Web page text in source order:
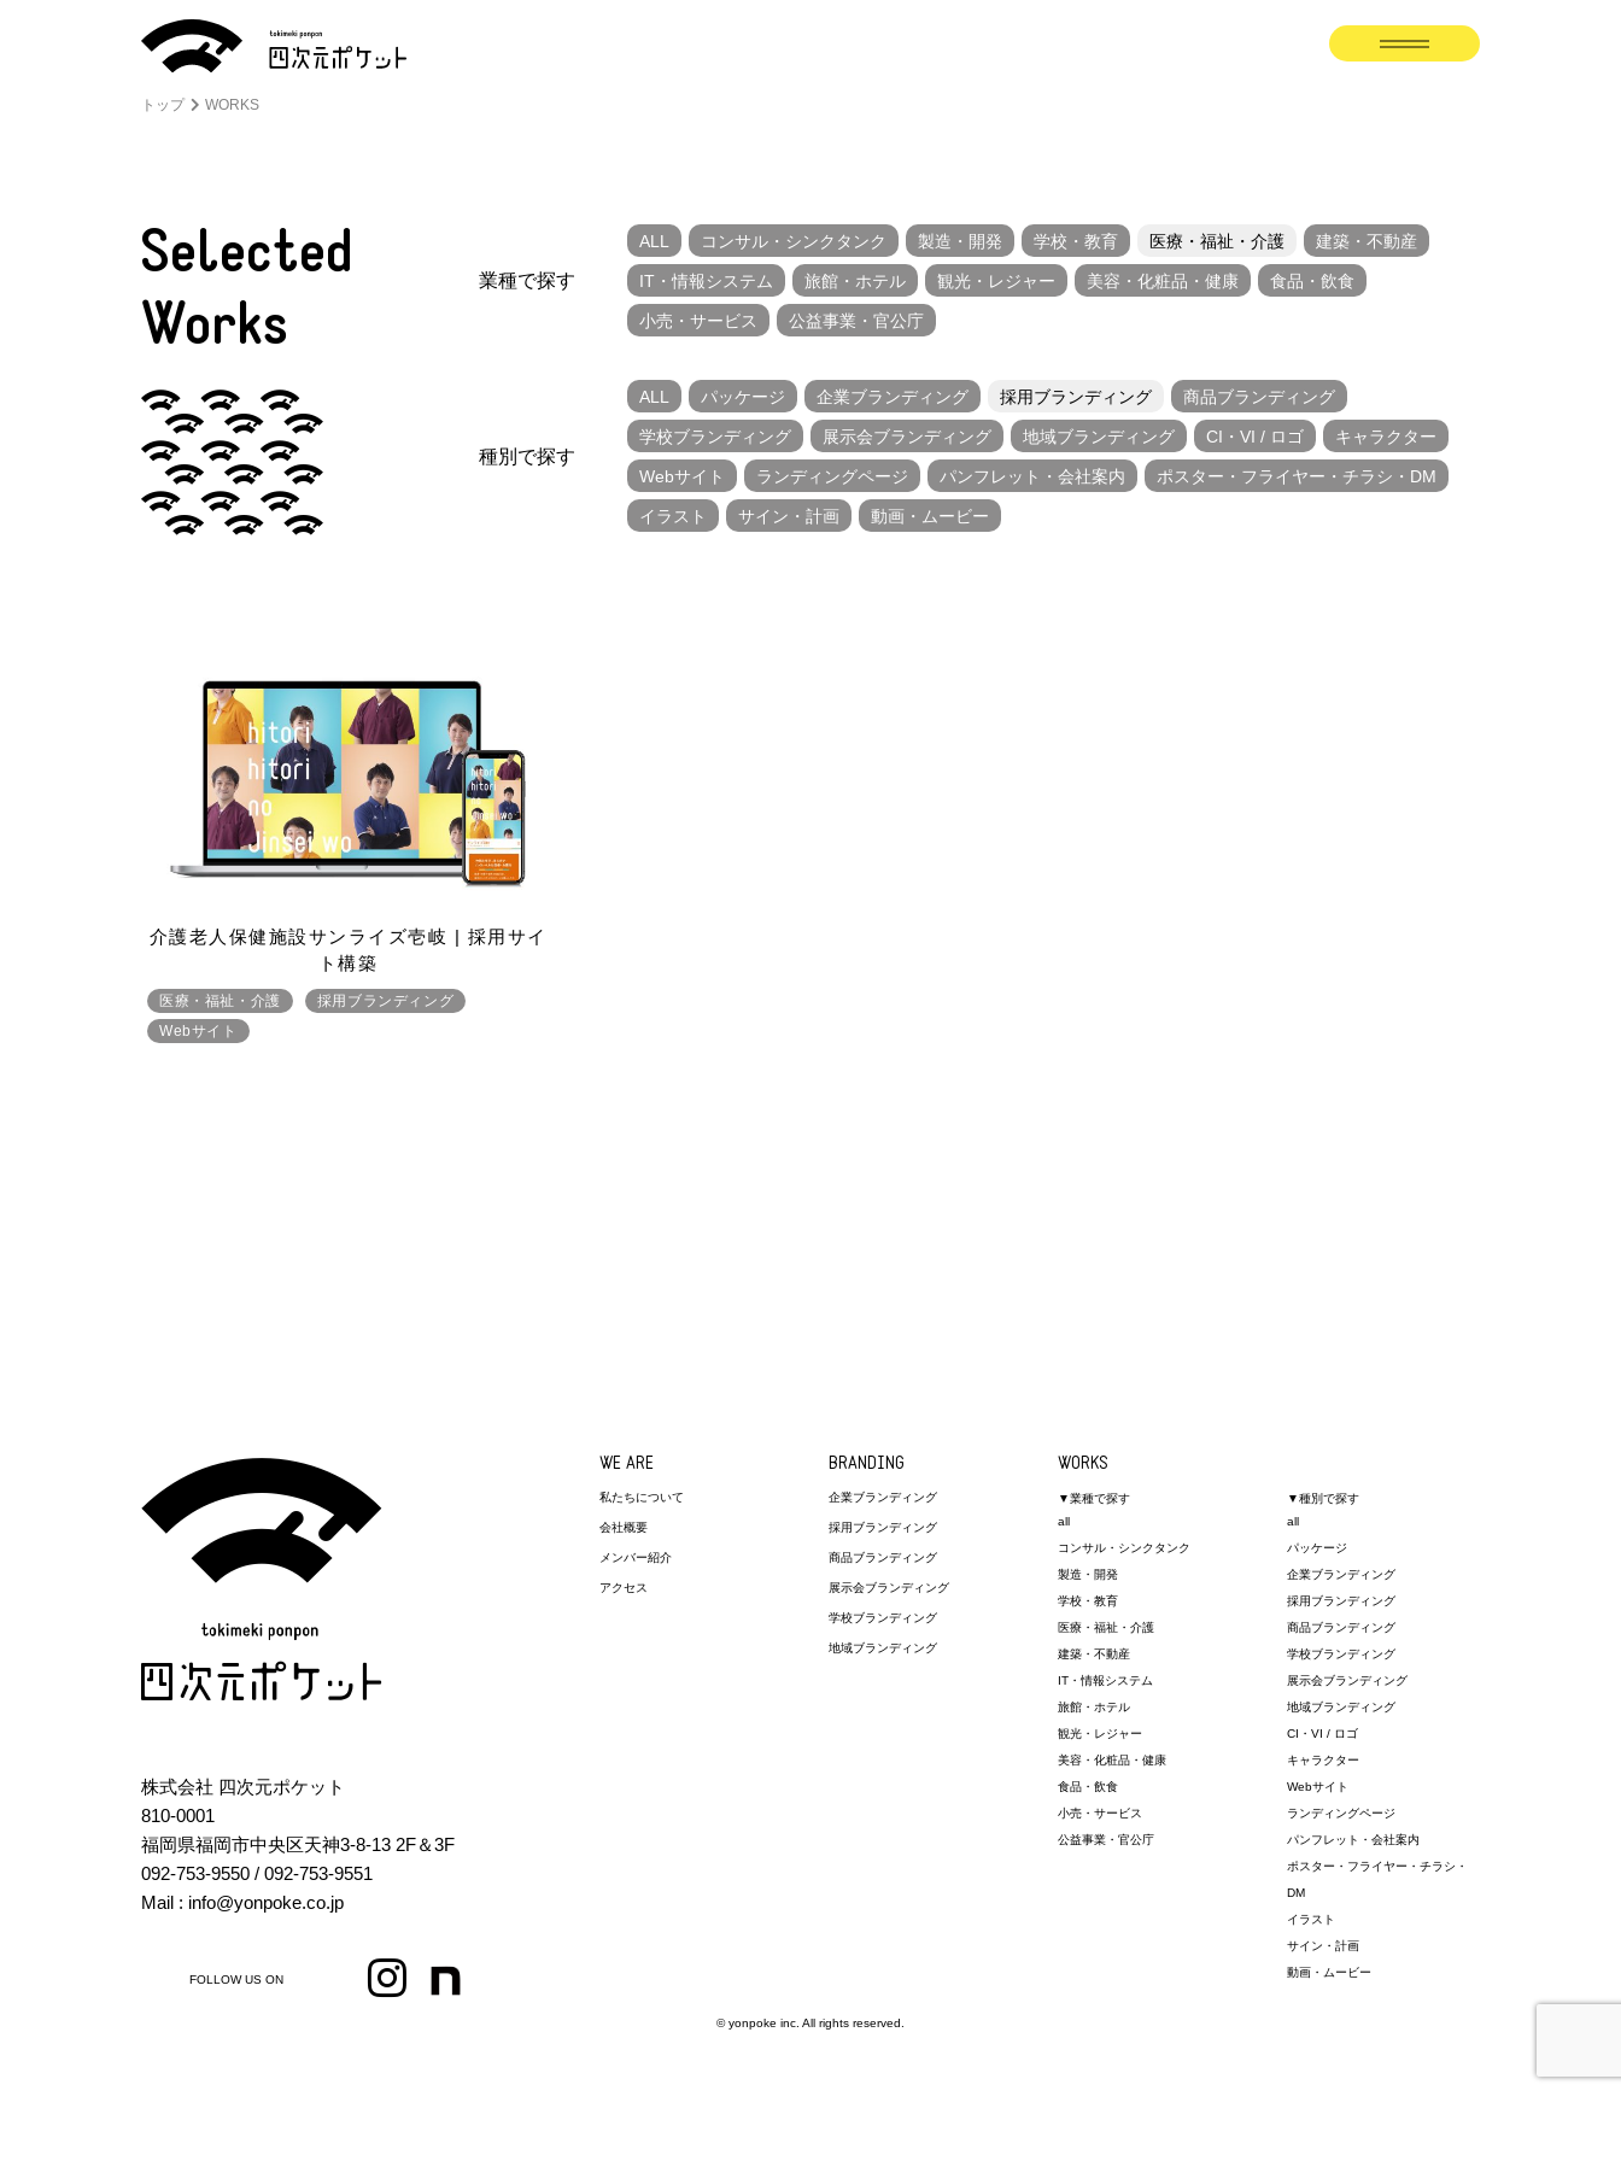
トップ WORKS
Selected
Works
業種で探す
ALL コンサル・シンクタンク 製造・開発 学校・教育 医療・福祉・介護 建築・不動産
IT・情報システム 旅館・ホテル 観光・レジャー 美容・化粧品・健康 食品・飲食
小売・サービス 公益事業・官公庁
種別で探す
ALL パッケージ 企業ブランディング 採用ブランディング 商品ブランディング
学校ブランディング 展示会ブランディング 地域ブランディング CI・VI / ロゴ キャラクター
Webサイト ランディングページ パンフレット・会社案内 ポスター・フライヤー・チラシ・DM
イラスト サイン・計画 動画・ムービー
介護老人保健施設サンライズ壱岐 | 採用サイ
ト構築
医療・福祉・介護
採用ブランディング
Webサイト
株式会社 四次元ポケット
810-0001
福岡県福岡市中央区天神3-8-13 2F＆3F
092-753-9550 / 092-753-9551
Mail : info@yonpoke.co.jp
FOLLOW US ON
WE ARE
私たちについて
会社概要
メンバー紹介
アクセス
BRANDING
企業ブランディング
採用ブランディング
商品ブランディング
展示会ブランディング
学校ブランディング
地域ブランディング
WORKS
▼業種で探す
all
コンサル・シンクタンク
製造・開発
学校・教育
医療・福祉・介護
建築・不動産
IT・情報システム
旅館・ホテル
観光・レジャー
美容・化粧品・健康
食品・飲食
小売・サービス
公益事業・官公庁
▼種別で探す
all
パッケージ
企業ブランディング
採用ブランディング
商品ブランディング
学校ブランディング
展示会ブランディング
地域ブランディング
CI・VI / ロゴ
キャラクター
Webサイト
ランディングページ
パンフレット・会社案内
ポスター・フライヤー・チラシ・
DM
イラスト
サイン・計画
動画・ムービー
© yonpoke inc. All rights reserved.